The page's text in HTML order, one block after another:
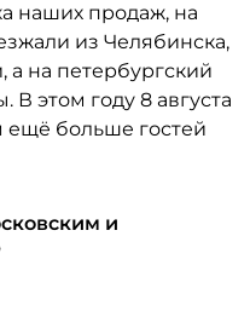
наших продаж, на
из Челябинска,
а на петербургский
В этом году 8 августа
ещё больше гостей
и